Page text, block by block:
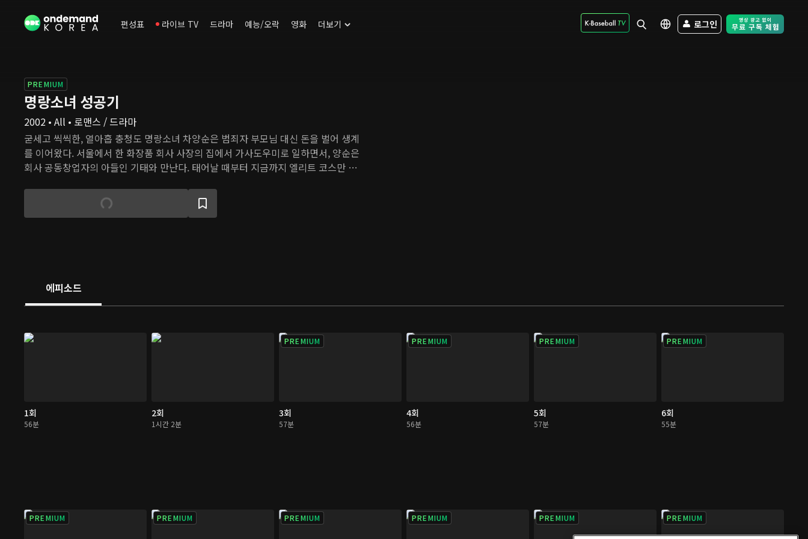
편성표 라이브 TV 드라마 예능/오락 영화 더보기 로그인 Free Trial -
PREMIUM
명랑소녀 성공기
2002 • All • 로맨스 / 드라마
굳세고 씩씩한, 열아홉 충청도 명랑소녀 차양순은 범죄자 부모님 대신 돈을 벌어 생계
를 이어왔다. 서울에서 한 화장품 회사 사장의 집에서 가사도우미로 일하면서, 양순은
회사 공동창업자의 아들인 기태와 만난다. 태어날 때부터 지금까지 엘리트 코스만 밟
며 가까워지고, 그런 그들을 보며 오랫동안 기태만을 바라봤던 약혼자 나희는 불안을
느낀다. 하지만 회사에 큰 위기가 찾아오면서 기태는 한순간에 빈털터리가 된다. 양순
에피소드
1회
56분
2회
1시간 2분
PREMIUM
3회
57분
PREMIUM
4회
56분
PREMIUM
5회
57분
PREMIUM
6회
55분
PREMIUM PREMIUM PREMIUM PREMIUM PREMIUM PREMIUM